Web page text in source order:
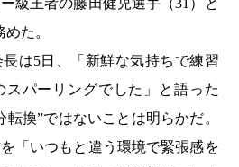
級王者の藤田健児選手（31）と
た。
は5日、「新鮮な気持ちで練習
スパーリングでした」と語った
換”ではないことは明らかだ。
「いつもと違う環境で緊張感を